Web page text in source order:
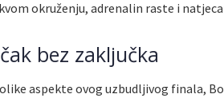
okruženju, adrenalin raste i
bez zaključka
aspekte ovog uzbudljivog finala,